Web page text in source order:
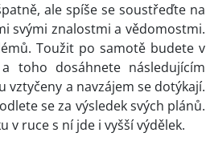
ale spíše se soustřeďte na
svými znalostmi a vědomostmi.
Toužit po samotě budete v
toho dosáhnete následujícím
vztyčeny a navzájem se dotýkají.
se za výsledek svých plánů.
ruce s ní jde i vyšší výdělek.